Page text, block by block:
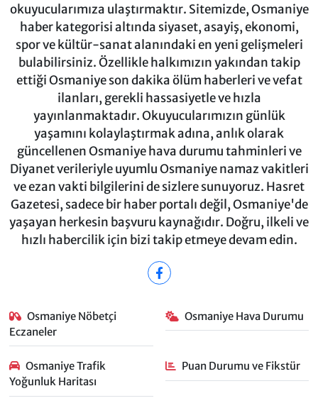
okuyucularımıza ulaştırmaktır. Sitemizde, Osmaniye
haber kategorisi altında siyaset, asayiş, ekonomi,
spor ve kültür-sanat alanındaki en yeni gelişmeleri
bulabilirsiniz. Özellikle halkımızın yakından takip
ettiği Osmaniye son dakika ölüm haberleri ve vefat
ilanları, gerekli hassasiyetle ve hızla
yayınlanmaktadır. Okuyucularımızın günlük
yaşamını kolaylaştırmak adına, anlık olarak
güncellenen Osmaniye hava durumu tahminleri ve
Diyanet verileriyle uyumlu Osmaniye namaz vakitleri
ve ezan vakti bilgilerini de sizlere sunuyoruz. Hasret
Gazetesi, sadece bir haber portalı değil, Osmaniye'de
yaşayan herkesin başvuru kaynağıdır. Doğru, ilkeli ve
hızlı habercilik için bizi takip etmeye devam edin.
Osmaniye Nöbetçi
Eczaneler
Osmaniye Hava Durumu
Osmaniye Trafik
Yoğunluk Haritası
Puan Durumu ve Fikstür